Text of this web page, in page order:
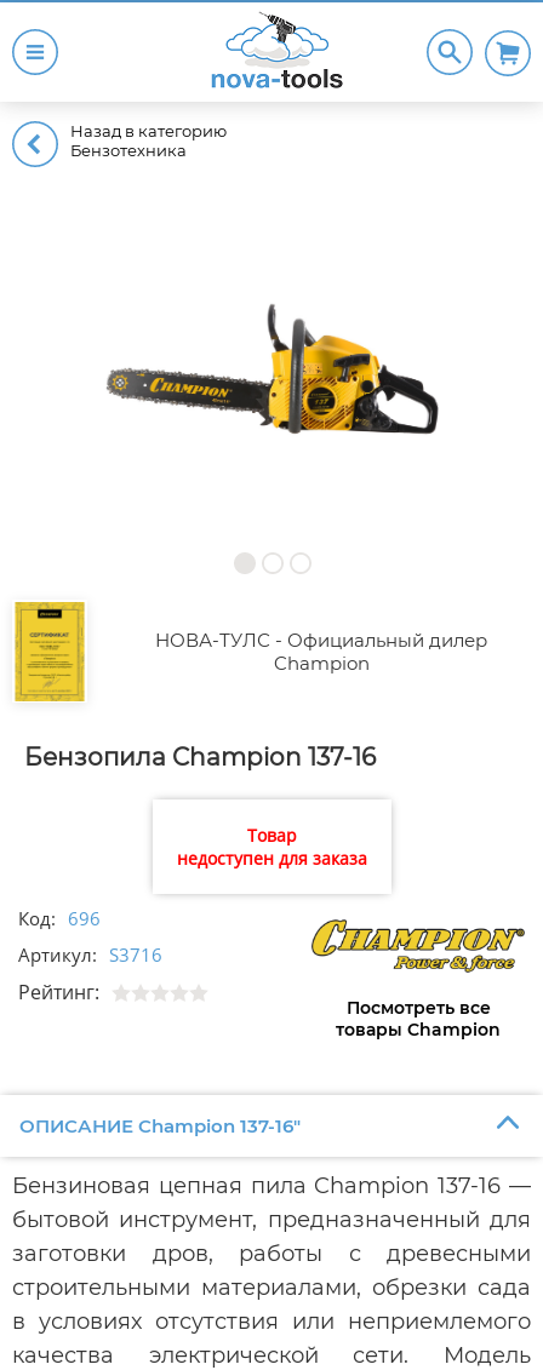
Назад в категорию
Бензотехника
НОВА-ТУЛС - Официальный дилер
Champion
Бензопила Champion 137-16
Товар
недоступен для заказа
Код: 696
Артикул: S3716
Рейтинг:
Посмотреть все
товары Champion
ОПИСАНИЕ Champion 137-16"
Бензиновая цепная пила Champion 137-16 —
бытовой инструмент, предназначенный для
заготовки дров, работы с древесными
строительными материалами, обрезки сада
в условиях отсутствия или неприемлемого
качества электрической сети. Модель